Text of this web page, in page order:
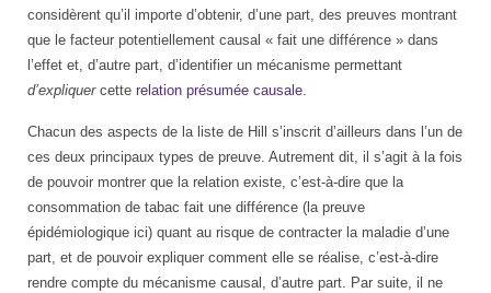
considèrent qu’il importe d’obtenir, d’une part, des preuves montrant
que le facteur potentiellement causal « fait une différence » dans
l’effet et, d’autre part, d’identifier un mécanisme permettant
d’expliquercette relation présumée causale.
Chacun des aspects de la liste de Hill s’inscrit d’ailleurs dans l’un de
ces deux principaux types de preuve. Autrement dit, il s’agit à la fois
de pouvoir montrer que la relation existe, c’est-à-dire que la
consommation de tabac fait une différence (la preuve
épidémiologique ici) quant au risque de contracter la maladie d’une
part, et de pouvoir expliquer comment elle se réalise, c’est-à-dire
rendre compte du mécanisme causal, d’autre part. Par suite, il ne